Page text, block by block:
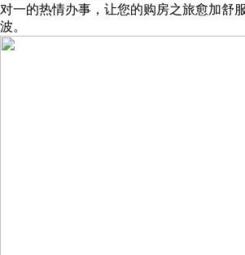
对一的热情办事，让您的购房之旅愈加舒
波。